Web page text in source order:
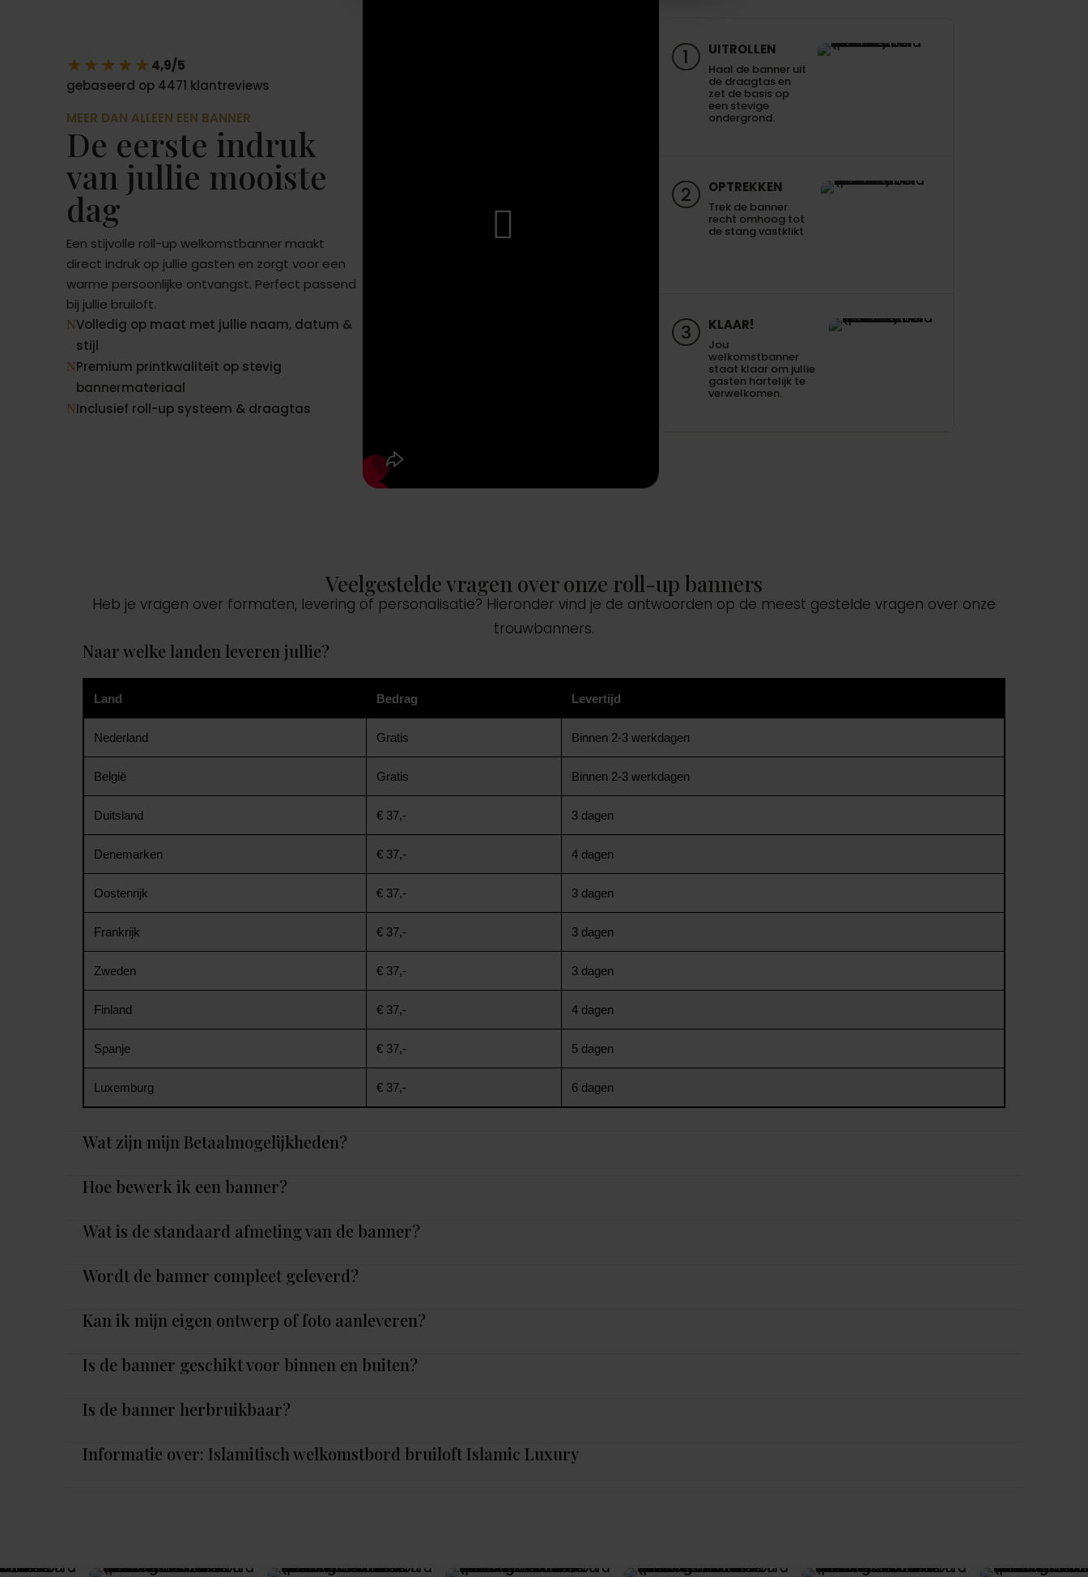
★★★★★4,9/5
gebaseerd op 4471 klantreviews
MEER DAN ALLEEN EEN BANNER
De eerste indruk
van jullie mooiste
dag
Een stijvolle roll-up welkomstbanner maakt
direct indruk op jullie gasten en zorgt voor een
warme persoonlijke ontvangst. Perfect passend
bij jullie bruiloft.
NVolledig op maat met jullie naam, datum &
stijl
NPremium printkwaliteit op stevig
bannermateriaal
NInclusief roll-up systeem & draagtas
1 UITROLLEN
Haal de banner uit
de draagtas en
zet de basis op
een stevige
ondergrond.
2 OPTREKKEN
Trek de banner
recht omhoog tot
de stang vastklikt
3 KLAAR!
Jou
welkomstbanner
staat klaar om jullie
gasten hartelijk te
verwelkomen.
Veelgestelde vragen over onze roll-up banners
Heb je vragen over formaten, levering of personalisatie? Hieronder vind je de antwoorden op de meest gestelde vragen over onze
trouwbanners.
Naar welke landen leveren jullie?
Land Bedrag Levertijd
Nederland Gratis Binnen 2-3 werkdagen
België Gratis Binnen 2-3 werkdagen
Duitsland € 37,- 3 dagen
Denemarken € 37,- 4 dagen
Oostenrijk € 37,- 3 dagen
Frankrijk € 37,- 3 dagen
Zweden € 37,- 3 dagen
Finland € 37,- 4 dagen
Spanje € 37,- 5 dagen
Luxemburg € 37,- 6 dagen
Wat zijn mijn Betaalmogelijkheden?
Hoe bewerk ik een banner?
Wat is de standaard afmeting van de banner?
Wordt de banner compleet geleverd?
Kan ik mijn eigen ontwerp of foto aanleveren?
Is de banner geschikt voor binnen en buiten?
Is de banner herbruikbaar?
Informatie over: Islamitisch welkomstbord bruiloft Islamic Luxury